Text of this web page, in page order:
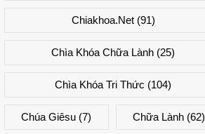
Chiakhoa.net(91)
Chìa Khóa Chữa Lành (25)
Chìa Khóa Tri Thức (104)
Chúa Giêsu (7) Chữa Lành(62)